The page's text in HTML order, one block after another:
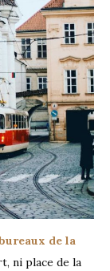
de la
ni place de la